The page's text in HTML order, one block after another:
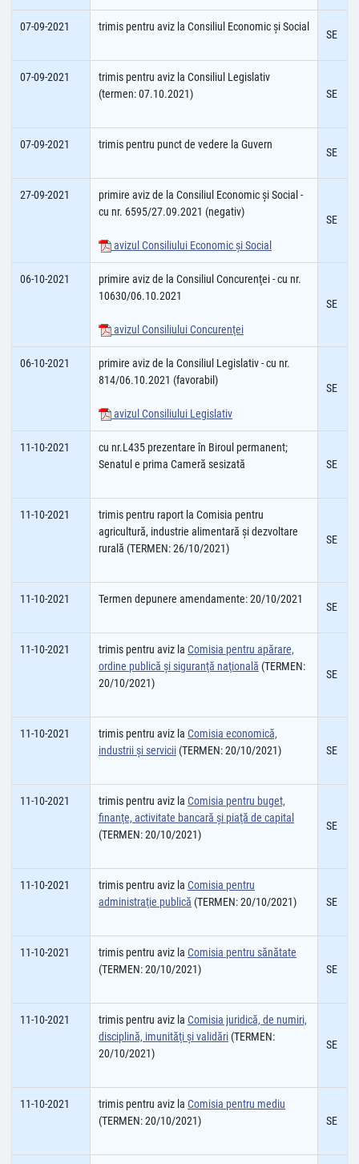
07-09-2021 trimis pentru aviz la Consiliul Economic şi Social
SE
07-09-2021
trimis pentru aviz la Consiliul Legislativ
(termen: 07.10.2021)
SE
07-09-2021 trimis pentru punct de vedere la Guvern
SE
27-09-2021
primire aviz de la Consiliul Economic şi Social -
cu nr. 6595/27.09.2021 (negativ)
avizul Consiliului Economic şi Social
SE
06-10-2021
primire aviz de la Consiliul Concurenţei - cu nr.
10630/06.10.2021
avizul Consiliului Concurenţei
SE
06-10-2021
primire aviz de la Consiliul Legislativ - cu nr.
814/06.10.2021 (favorabil)
avizul Consiliului Legislativ
SE
11-10-2021
cu nr.L435 prezentare în Biroul permanent;
Senatul e prima Cameră sesizată
SE
11-10-2021
trimis pentru raport la Comisia pentru
agricultură, industrie alimentară şi dezvoltare
rurală (TERMEN: 26/10/2021)
SE
11-10-2021 Termen depunere amendamente: 20/10/2021
SE
11-10-2021 trimis pentru aviz la Comisia pentru apărare,
ordine publică şi siguranţă naţională (TERMEN:
20/10/2021)
SE
11-10-2021 trimis pentru aviz la Comisia economică,
industrii şi servicii (TERMEN: 20/10/2021) SE
11-10-2021 trimis pentru aviz la Comisia pentru buget,
finanţe, activitate bancară şi piaţă de capital
(TERMEN: 20/10/2021)
SE
11-10-2021 trimis pentru aviz la Comisia pentru
administraţie publică (TERMEN: 20/10/2021) SE
11-10-2021 trimis pentru aviz la Comisia pentru sănătate
(TERMEN: 20/10/2021)
SE
11-10-2021 trimis pentru aviz la Comisia juridică, de numiri,
disciplină, imunităţi şi validări (TERMEN:
20/10/2021)
SE
11-10-2021 trimis pentru aviz la Comisia pentru mediu
(TERMEN: 20/10/2021)
SE